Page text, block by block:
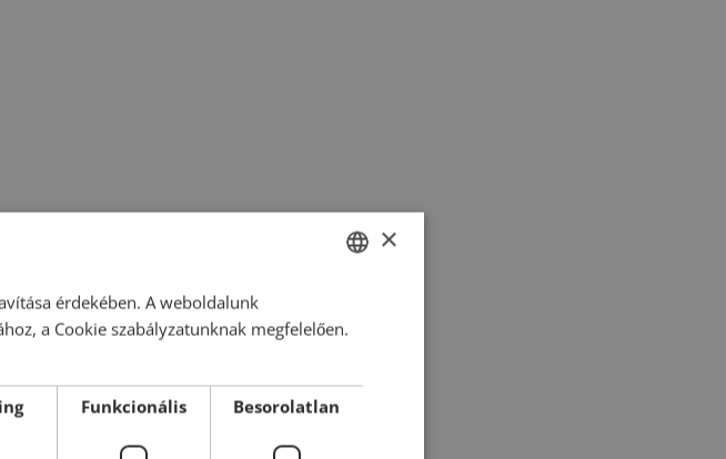
ENGLISH
CROATIAN
×
érdekében. A weboldalunk
a Cookie szabályzatunknak megfelelően.
Funkcionális Besorolatlan